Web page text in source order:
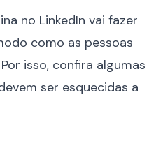
no LinkedIn vai fazer
como as pessoas
isso, confira algumas
ser esquecidas a